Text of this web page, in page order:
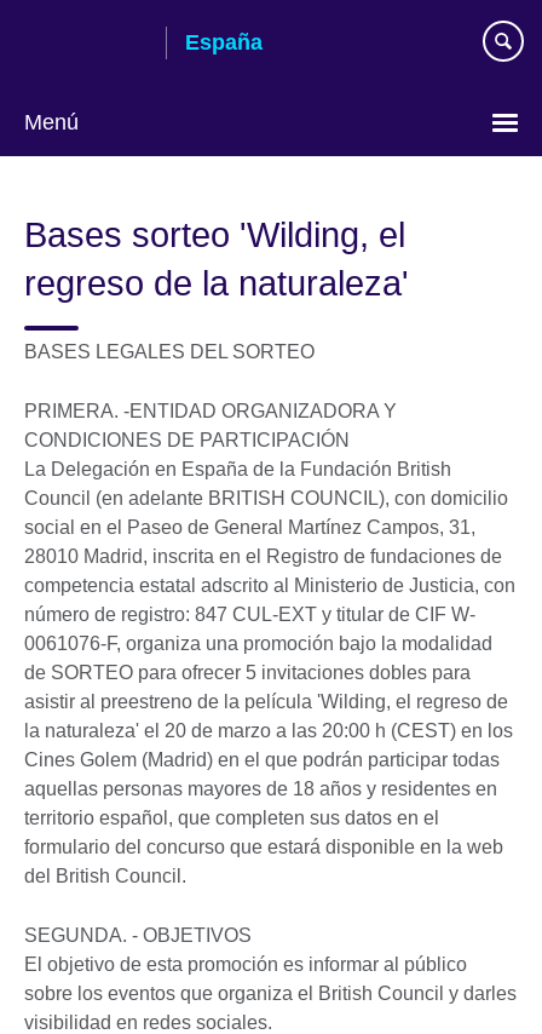
España
Menú
Bases sorteo 'Wilding, el
regreso de la naturaleza'
BASES LEGALES DEL SORTEO
PRIMERA. -ENTIDAD ORGANIZADORA Y
CONDICIONES DE PARTICIPACIÓN
La Delegación en España de la Fundación British
Council (en adelante BRITISH COUNCIL), con domicilio
social en el Paseo de General Martínez Campos, 31,
28010 Madrid, inscrita en el Registro de fundaciones de
competencia estatal adscrito al Ministerio de Justicia, con
número de registro: 847 CUL-EXT y titular de CIF W-
0061076-F, organiza una promoción bajo la modalidad
de SORTEO para ofrecer 5 invitaciones dobles para
asistir al preestreno de la película 'Wilding, el regreso de
la naturaleza' el 20 de marzo a las 20:00 h (CEST) en los
Cines Golem (Madrid) en el que podrán participar todas
aquellas personas mayores de 18 años y residentes en
territorio español, que completen sus datos en el
formulario del concurso que estará disponible en la web
del British Council.
SEGUNDA. - OBJETIVOS
El objetivo de esta promoción es informar al público
sobre los eventos que organiza el British Council y darles
visibilidad en redes sociales.